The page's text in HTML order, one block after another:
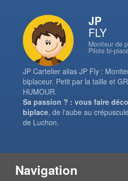
JP
FLY
Moniteur de
Pilote bi-
JP Cartelier alias JP Fly :
biplaceur. Petit par la taille et
HUMOUR.
Sa passion ? : vous faire
biplace, de l'aube au
de Luchon.
Navigation